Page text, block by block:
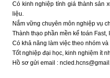
Có kinh nghiệp tính giá thành sản
liệu.
Nắm vững chuyên môn nghiệp vụ
Thành thạo phần mền kế toán Fast,
Có khả năng làm việc theo nhóm
Tốt nghiệp đại học, kinh nghiệm ít
Hồ sơ gửi email :